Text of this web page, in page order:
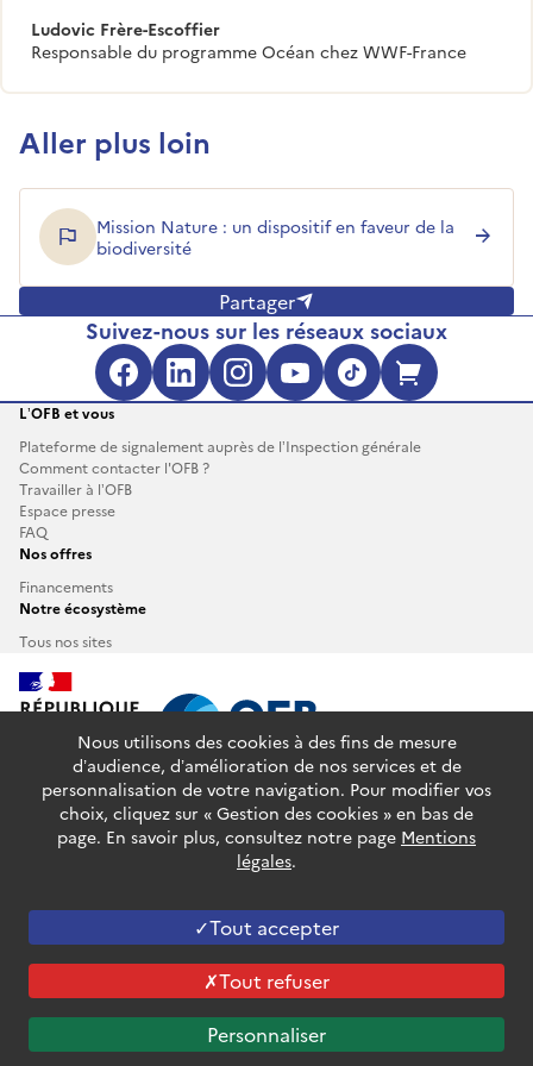
Ludovic Frère-Escoffier
Responsable du programme Océan chez WWF-France
Aller plus loin
Mission Nature : un dispositif en faveur de la
biodiversité
Partager
Suivez-nous sur les réseaux sociaux
Facebook (s'ouvre dans une
LinkedIn (s'ouvre dans
Instagram (s'ouvre
YouTube
TikTok
L’OFB et vous
Plateforme de signalement auprès de l’Inspection générale
Comment contacter l'OFB ?
Travailler à l’OFB
Espace presse
FAQ
Nos offres
Financements
Notre écosystème
Tous nos sites
info.gouv.fr service-public.fr
legifrance.gouv.fr
data.gouv.fr
Mentions légales Données personnelles Gestion des cookies
Sauf mention contraire, tous les contenus de ce site sont sous
Nous utilisons des cookies à des fins de mesure
d’audience, d’amélioration de nos services et de
personnalisation de votre navigation. Pour modifier vos
choix, cliquez sur « Gestion des cookies » en bas de
page. En savoir plus, consultez notre page Mentions
légales.
Tout accepter
Tout refuser
Personnaliser